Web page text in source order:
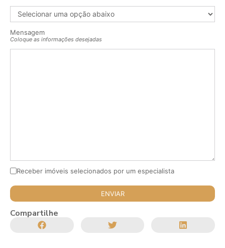
Mensagem
Coloque as informações desejadas
Receber imóveis selecionados por um especialista
Compartilhe